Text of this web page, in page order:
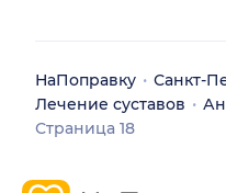
НаПоправку Санкт-
Лечение суставов
Страница 18